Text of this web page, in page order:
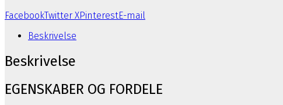
10
LB
antal
FacebookTwitter XPinterestE-mail
Beskrivelse
Beskrivelse
EGENSKABER OG FORDELE